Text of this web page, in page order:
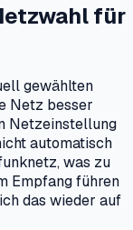
für
gewählten
Netz besser
Netzeinstellung
automatisch
was zu
Empfang führen
das wieder auf